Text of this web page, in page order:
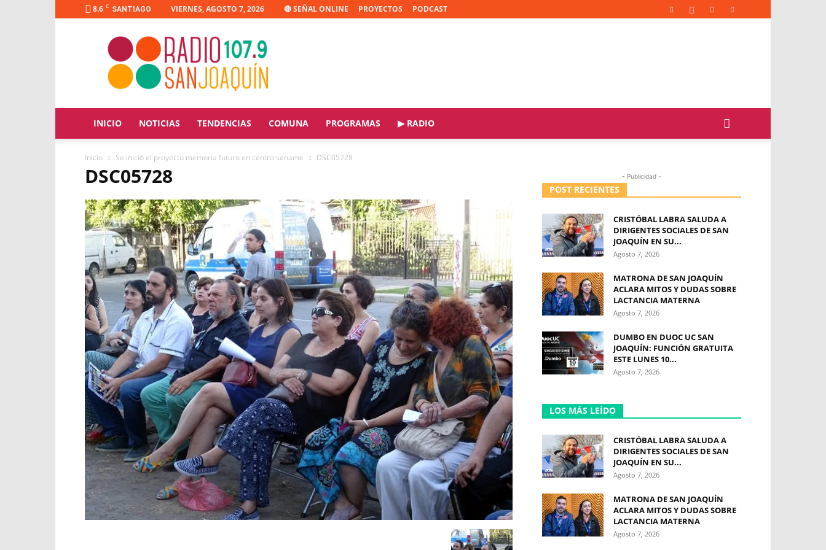
8.6 C SANTIAGO VIERNES, AGOSTO 7, 2026 🔴 SEÑAL ONLINE PROYECTOS PODCAST
Radio
Joaquín
INICIO NOTICIAS TENDENCIAS COMUNA PROGRAMAS ▶ RADIO
Inicio Se inició el proyecto memoria futuro en centro sename DSC05728
DSC05728 - Publicidad -
POST RECIENTES
CRISTÓBAL LABRA SALUDA A
DIRIGENTES SOCIALES DE SAN
JOAQUÍN EN SU...
Agosto 7, 2026
MATRONA DE SAN JOAQUÍN
ACLARA MITOS Y DUDAS SOBRE
LACTANCIA MATERNA
Agosto 7, 2026
DUMBO EN DUOC UC SAN
JOAQUÍN: FUNCIÓN GRATUITA
ESTE LUNES 10...
Agosto 7, 2026
LOS MÁS LEÍDO
CRISTÓBAL LABRA SALUDA A
DIRIGENTES SOCIALES DE SAN
JOAQUÍN EN SU...
Agosto 7, 2026
MATRONA DE SAN JOAQUÍN
ACLARA MITOS Y DUDAS SOBRE
LACTANCIA MATERNA
Agosto 7, 2026